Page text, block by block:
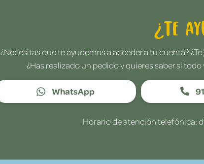
¿Te
¿Necesitas que te ayudemos a acceder a tu cuenta?
¿Has realizado un pedido y quieres saber si
WhatsApp
Horario de atención telefónica: